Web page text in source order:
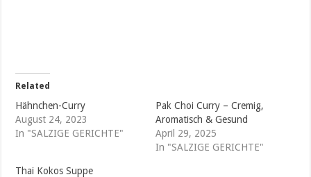
Related
Hähnchen-Curry
August 24, 2023
In "SALZIGE GERICHTE"
Pak Choi Curry – Cremig,
Aromatisch & Gesund
April 29, 2025
In "SALZIGE GERICHTE"
Thai Kokos Suppe